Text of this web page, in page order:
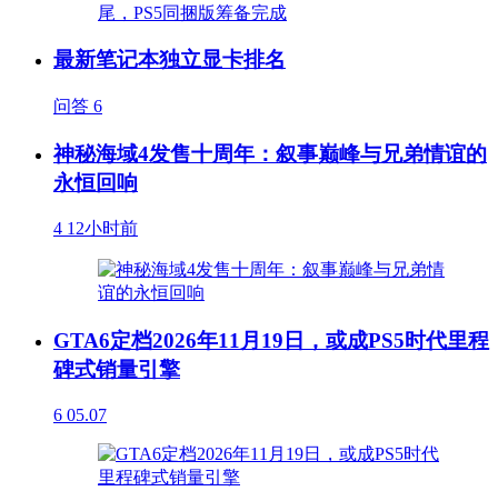
最新笔记本独立显卡排名
问答 6
神秘海域4发售十周年：叙事巅峰与兄弟情谊的
永恒回响
4 12小时前
GTA6定档2026年11月19日，或成PS5时代里程
碑式销量引擎
6 05.07